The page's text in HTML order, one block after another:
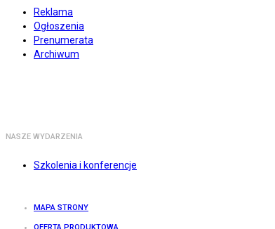
Reklama
Ogłoszenia
Prenumerata
Archiwum
NASZE WYDARZENIA
Szkolenia i konferencje
MAPA STRONY